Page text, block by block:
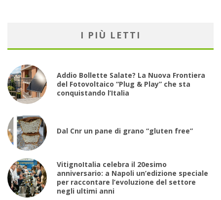
I PIÙ LETTI
Addio Bollette Salate? La Nuova Frontiera
del Fotovoltaico “Plug & Play” che sta
conquistando l’Italia
Dal Cnr un pane di grano “gluten free”
VitignoItalia celebra il 20esimo
anniversario: a Napoli un’edizione speciale
per raccontare l’evoluzione del settore
negli ultimi anni